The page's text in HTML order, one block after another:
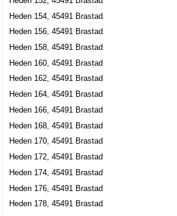
Heden 154, 45491 Brastad
Heden 156, 45491 Brastad
Heden 158, 45491 Brastad
Heden 160, 45491 Brastad
Heden 162, 45491 Brastad
Heden 164, 45491 Brastad
Heden 166, 45491 Brastad
Heden 168, 45491 Brastad
Heden 170, 45491 Brastad
Heden 172, 45491 Brastad
Heden 174, 45491 Brastad
Heden 176, 45491 Brastad
Heden 178, 45491 Brastad